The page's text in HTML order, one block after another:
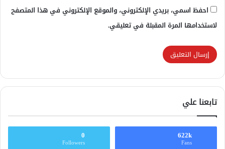
احفظ اسمي، بريدي الإلكتروني، والموقع الإلكتروني في هذا المتصفح
لاستخدامها المرة المقبلة في تعليقي.
تابعنا علي
622k
Fans
0
Followers